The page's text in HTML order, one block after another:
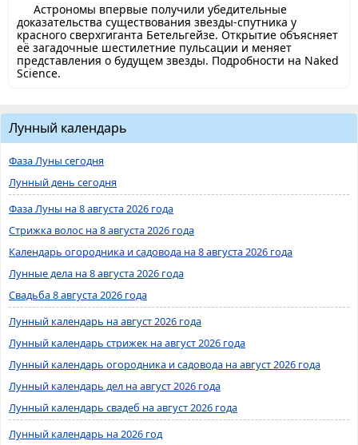
Астрономы впервые получили убедительные
доказательства существования звезды-спутника у
красного сверхгиганта Бетельгейзе. Открытие объясняет
её загадочные шестилетние пульсации и меняет
представления о будущем звезды. Подробности на Naked
Science.
Лунный календарь
Фаза Луны сегодня
Лунный день сегодня
Фаза Луны на 8 августа 2026 года
Стрижка волос на 8 августа 2026 года
Календарь огородника и садовода на 8 августа 2026 года
Лунные дела на 8 августа 2026 года
Свадьба 8 августа 2026 года
Лунный календарь на август 2026 года
Лунный календарь стрижек на август 2026 года
Лунный календарь огородника и садовода на август 2026 года
Лунный календарь дел на август 2026 года
Лунный календарь свадеб на август 2026 года
Лунный календарь на 2026 год